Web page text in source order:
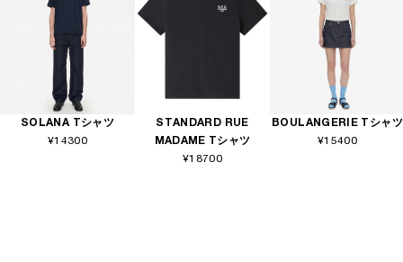
SOLANA Tシャツ
¥14300
STANDARD RUE
MADAME Tシャツ
¥18700
BOULANGERIE Tシャツ
¥15400